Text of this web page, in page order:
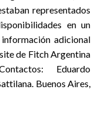
representados
en un
adicional
de Fitch Argentina
Eduardo
Buenos Aires,